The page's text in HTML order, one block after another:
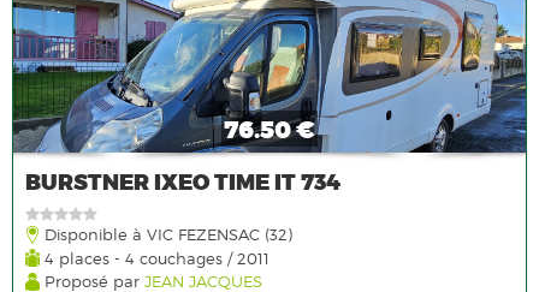
76.50 €
BURSTNER IXEO TIME IT 734
Disponible à VIC FEZENSAC (32)
4 places - 4 couchages / 2011
Proposé parJEAN JACQUES